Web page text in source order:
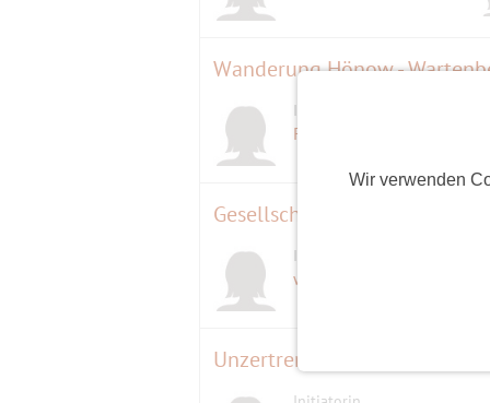
Wir verwenden
Wanderung Hönow -
Initiatorin
Flohline
Gesellschaftstänze Mittelstufe
Initiatorin
wunderbar1987
Unzertrennlich. Rahmen und